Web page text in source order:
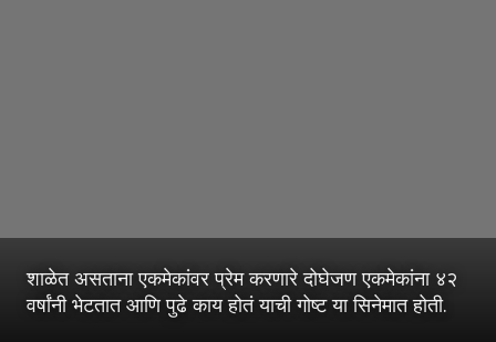
शाळेत असताना एकमेकांवर प्रेम करणारे दोघेजण एकमेकांना ४२
वर्षांनी भेटतात आणि पुढे काय होतं याची गोष्ट या सिनेमात होती.